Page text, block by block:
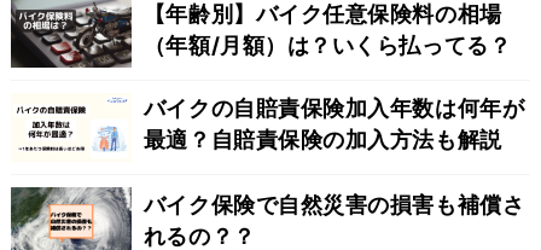
【年齢別】バイク任意保険料の相場
（年額/月額）は？いくら払ってる？
バイクの自賠責保険加入年数は何年が
最適？自賠責保険の加入方法も解説
バイク保険で自然災害の損害も補償さ
れるの？？